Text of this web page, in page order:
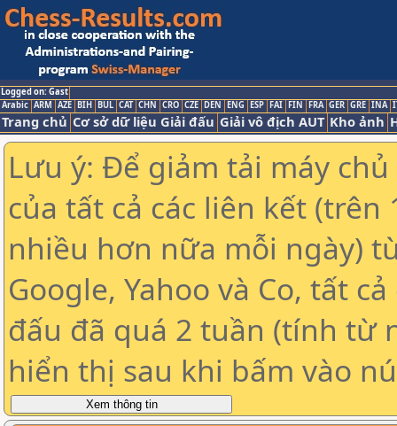
Logged on: Gast
Arabic ARM AZE BIH BUL CAT CHN CRO CZE DEN ENG ESP FAI FIN FRA GER GRE INA
Trang chủ Cơ sở dữ liệu Giải đấu Giải vô địch AUT Kho ảnh
Lưu ý: Để giảm tải máy
của tất cả các liên kết (trên
nhiều hơn nữa mỗi ngày)
Google, Yahoo và Co, tất
đấu đã quá 2 tuần (tính từ
hiển thị sau khi bấm vào